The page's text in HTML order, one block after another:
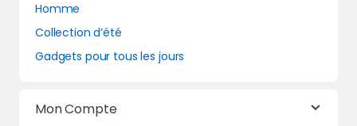
Homme
Collection d’été
Gadgets pour tous les jours
Mon Compte